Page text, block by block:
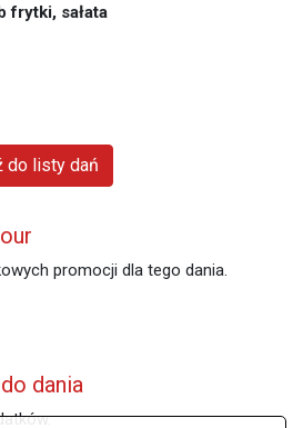
frytki, sałata
do listy dań
promocji dla tego dania.
dania